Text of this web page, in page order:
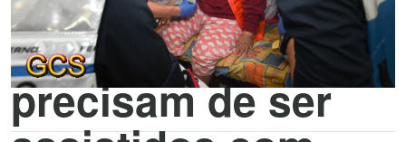
residentes que
precisam de ser